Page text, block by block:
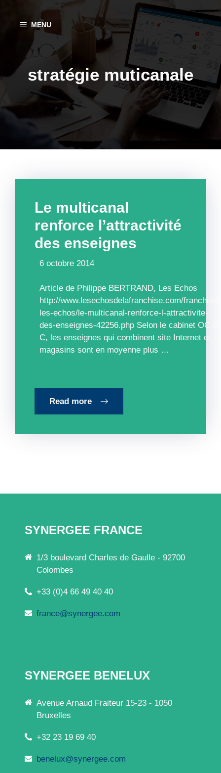
contenu
MENU
stratégie muticanale
Le multicanal
renforce l’attractivité
des enseignes
6 octobre 2014
Article de Philippe BERTRAND, Les Echos
http://www.lesechosdelafranchise.com/franchise-
les-echos/le-multicanal-renforce-l-attractivite-
des-enseignes-42256.php Selon le cabinet OC &
C, les enseignes qui ­combinent site Internet et
magasins sont en moyenne plus …
Read more
SYNERGEE FRANCE
1/3 boulevard Charles de Gaulle - 92700
Colombes
+33 (0)4 66 49 40 40
france@synergee.com
SYNERGEE BENELUX
Avenue Arnaud Fraiteur 15-23 - 1050
Bruxelles
+32 23 19 69 40
benelux@synergee.com